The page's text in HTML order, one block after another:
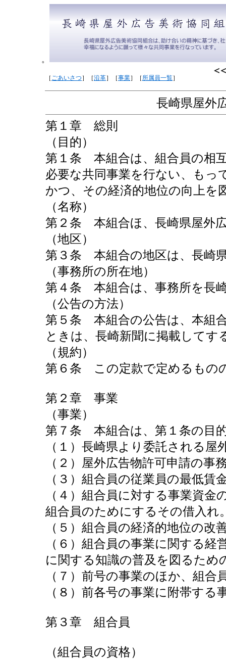
。
［ ごあいさつ ］［沿革］［事業］［ 所属員一覧］
長崎県屋外
第１章 総則
（目的）
第１条 本組合は、組合員の相
必要な共同事業を行ない、もっ
かつ、その経済的地位の向上を
（名称）
第２条 本組合ほ、長崎県屋外
（地区）
第３条 本組合の地区は、長崎
（事務所の所在地）
第４条 本組合は、事務所を長
（公告の方法）
第５条 本組合の公告は、本組
ときは、長崎新聞に掲載してす
（規約）
第６条 この定款で定めるもの
第２章 事業
（事業）
第７条 本組合は、第１条の目
（１）長崎県より委託される屋
（２）屋外広告物許可申請の事
（３）組合員の従業員の最低賃
（４）組合員に対する事業資
組合員のためにするその借入れ
（５）組合員の経済的地位の
（６）組合員の事業に関する
に関する知識の普及を図るため
（７）前号の事業のほか、組合
（８）前各号の事業に附帯する
第３章 組合員
（組合員の資格）